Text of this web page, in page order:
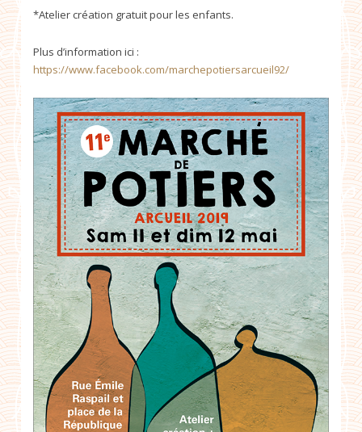
*Atelier création gratuit pour les enfants.
Plus d’information ici :
https://www.facebook.com/marchepotiersarcueil92/